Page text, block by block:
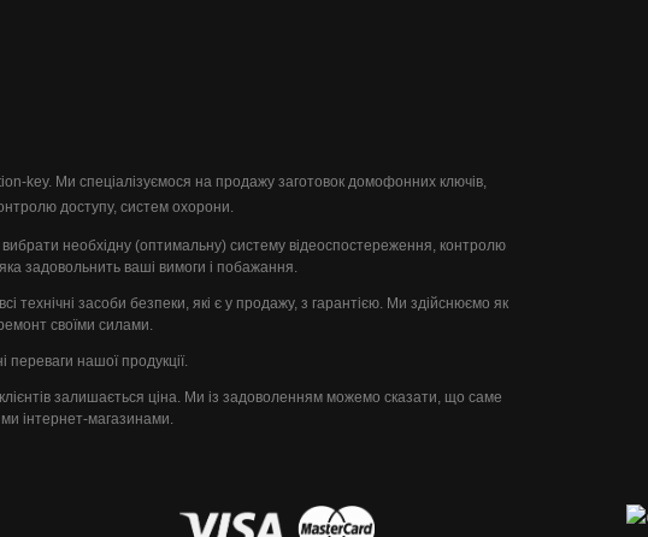
key. Ми спеціалізуємося на продажу заготовок домофонних ключів,
доступу, систем охорони.
необхідну (оптимальну) систему відеоспостереження, контролю
задовольнить ваші вимоги і побажання.
технічні засоби безпеки, які є у продажу, з гарантією. Ми здійснюємо як
своїми силами.
переваги нашої продукції.
залишається ціна. Ми із задоволенням можемо сказати, що саме
інтернет-магазинами.